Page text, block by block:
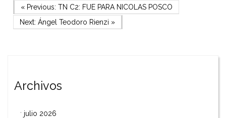
Navegación
de
Previous Post
« Previous: TN C2: FUE PARA NICOLAS POSCO
Next Post
Next: Ángel Teodoro Rienzi »
Archivos
julio 2026